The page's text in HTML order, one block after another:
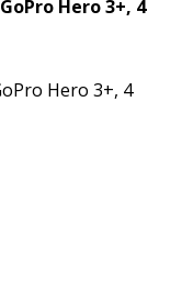
GoPro Hero 3+, 4
Hero 3+, 4